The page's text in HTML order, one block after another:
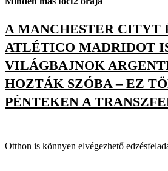
A MANCHESTER CITYT
ATLÉTICO MADRIDOT
VILÁGBAJNOK
HOZTÁK SZÓBA – EZ
PÉNTEKEN A
Otthon is könnyen elvégezhető